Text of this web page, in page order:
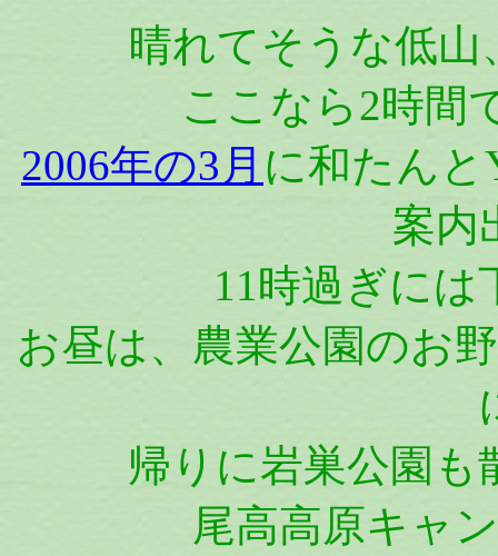
晴れてそうな低山
ここなら2時間
2006年の3月 に和たん
案内
11時過ぎに
お昼は、農業公園のお
帰りに岩巣公園も
尾高高原キャ